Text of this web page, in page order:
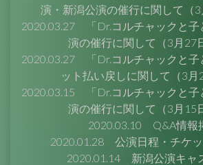
演・新潟公演の催行に関して（3
2020.03.27
「Dr.コルチャックと
演の催行に関して（3月27
2020.03.27
「Dr.コルチャックと
ット払い戻しに関して（3月
2020.03.15
「Dr.コルチャックと
演の催行に関して（3月15
2020.03.10 Q&A情報
2020.01.28 公演日程・チケ
2020.01.14 新潟公演キャ